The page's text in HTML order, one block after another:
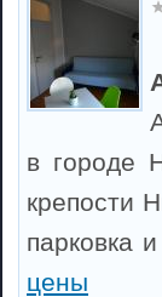
в городе
крепости
парковка
цены